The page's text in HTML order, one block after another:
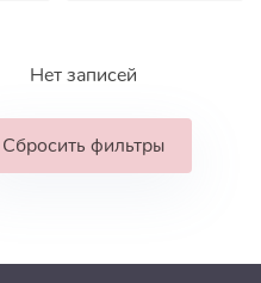
Нет записей
Сбросить фильтры